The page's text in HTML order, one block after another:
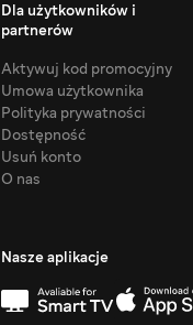
Dla użytkowników i
partnerów
Aktywuj kod promocyjny
Umowa użytkownika
Polityka prywatności
Dostępność
Usuń konto
O nas
Nasze aplikacje